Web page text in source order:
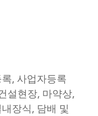
, 사업자등록
설현장, 마약상,
장식, 담배 및